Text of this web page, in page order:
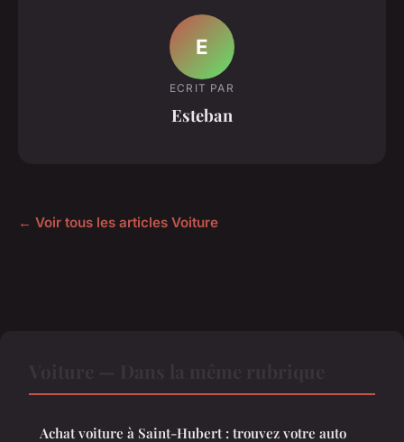
E
ECRIT PAR
Esteban
← Voir tous les articles Voiture
Achat voiture à Saint-Hubert : trouvez votre auto